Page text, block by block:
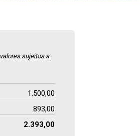
valores sujeitos a
1.500,00
893,00
2.393,00